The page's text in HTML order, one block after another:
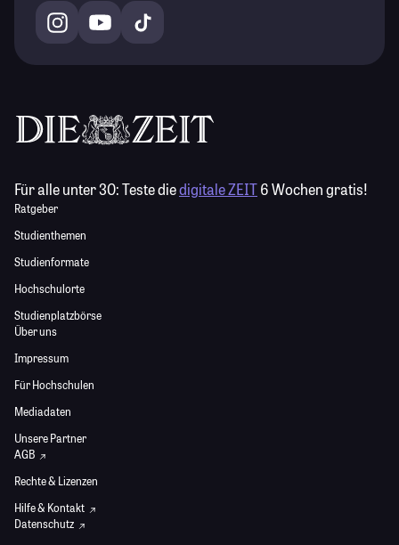
Für alle unter 30:Teste diedigitale ZEIT6 Wochen gratis!
Ratgeber
Studienthemen
Studienformate
Hochschulorte
Studienplatzbörse
Über uns
Impressum
Für Hochschulen
Mediadaten
Unsere Partner
AGB
Rechte & Lizenzen
Hilfe & Kontakt
Datenschutz